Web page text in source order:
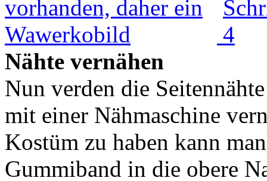
Nähte vernähen
Nun verden die
mit einer Nähmaschine
Kostüm zu haben kann
Gummiband in die obere